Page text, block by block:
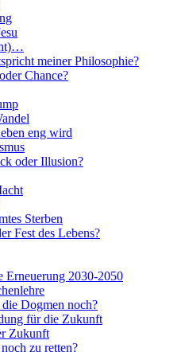
meiner Philosophie?
Chance?
eng wird
oder Illusion?
Sterben
Fest des Lebens?
Erneuerung 2030-2050
Dogmen noch?
für die Zukunft
Zukunft
zu retten?